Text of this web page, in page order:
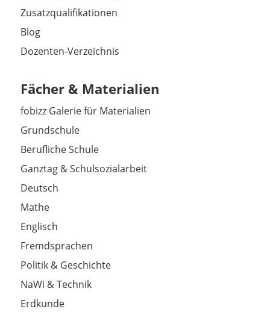
Zusatzqualifikationen
Blog
Dozenten-Verzeichnis
Fächer & Materialien
fobizz Galerie für Materialien
Grundschule
Berufliche Schule
Ganztag & Schulsozialarbeit
Deutsch
Mathe
Englisch
Fremdsprachen
Politik & Geschichte
NaWi & Technik
Erdkunde